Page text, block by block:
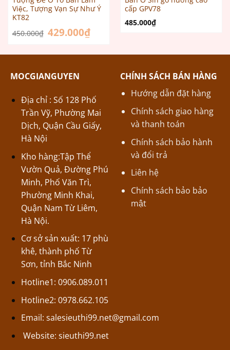
Việc, Tượng Vạn Sự Như Ý
KT82
450.000₫ Giá
gốc
429.000₫Giá
hiện
429.000₫.
cấp GPV78
485.000₫
MOCGIANGUYEN
Địa chỉ : Số 128 Phố
Trần Vỹ, Phường Mai
Dịch, Quận Cầu Giấy,
Hà Nội
Kho hàng:Tập Thể
Vườn Quả, Đường Phú
Minh, Phố Văn Trì,
Phường Minh Khai,
Quận Nam Từ Liêm,
Hà Nội.
Cơ sở sản xuất: 17 phù
khê, thành phố Từ
Sơn, tỉnh Bắc Ninh
Hotline1: 0906.089.011
Hotline2: 0978.662.105
Email: salesieuthi99.net@gmail.com
Website: sieuthi99.net
CHÍNH SÁCH BÁN HÀNG
Hướng dẫn đặt hàng
Chính sách giao hàng
và thanh toán
Chính sách bảo hành
và đổi trả
Liên hệ
Chính sách bảo bảo
mật